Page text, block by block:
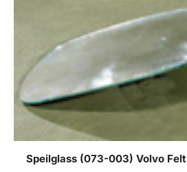
Speilglass (073-003) Volvo Felt